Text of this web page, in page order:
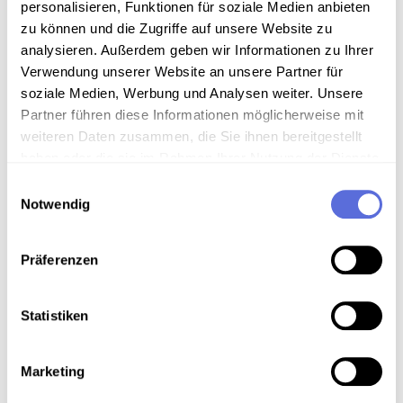
personalisieren, Funktionen für soziale Medien anbieten
zu können und die Zugriffe auf unsere Website zu
analysieren. Außerdem geben wir Informationen zu Ihrer
Verwendung unserer Website an unsere Partner für
soziale Medien, Werbung und Analysen weiter. Unsere
Partner führen diese Informationen möglicherweise mit
weiteren Daten zusammen, die Sie ihnen bereitgestellt
Notwendig
Präferenzen
Statistiken
Marketing
Inhalt
Wolfgang Bauer (1941-2005). Schriftsteller. Autor
von Theaterstücken, Hörspielen, Erzählungen und
Gedichten. Er war Mitglied der Grazer
Autorenversammlung.
Download
Verortung in der digitalen Sammlung